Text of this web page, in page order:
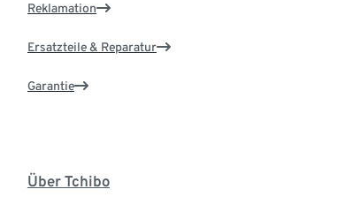
Reklamation
Ersatzteile & Reparatur
Garantie
Über Tchibo